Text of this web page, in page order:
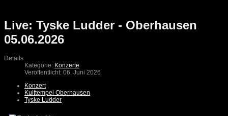
Live: Tyske Ludder - Oberhausen
05.06.2026
Details
Kategorie: Konzerte
Veröffentlicht: 06. Juni 2026
Konzert
Kulttempel Oberhausen
Tyske Ludder